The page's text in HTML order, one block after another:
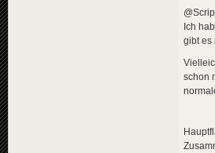
Ich
gibt es
schon